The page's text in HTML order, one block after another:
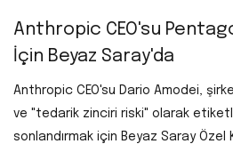
Anthropic CEO'su
İçin Beyaz Saray'da
Anthropic CEO'su Dario Amodei,
ve "tedarik zinciri riski" olarak
sonlandırmak için Beyaz Saray Özel